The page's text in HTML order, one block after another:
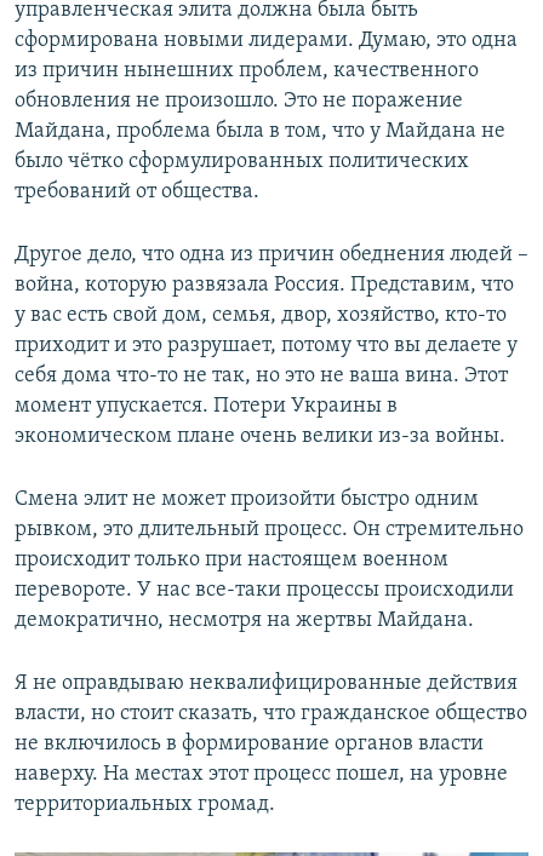
управленческая элита должна была быть
сформирована новыми лидерами. Думаю, это одна
из причин нынешних проблем, качественного
обновления не произошло. Это не поражение
Майдана, проблема была в том, что у Майдана не
было чётко сформулированных политических
требований от общества.
Другое дело, что одна из причин обеднения людей –
война, которую развязала Россия. Представим, что
у вас есть свой дом, семья, двор, хозяйство, кто-то
приходит и это разрушает, потому что вы делаете у
себя дома что-то не так, но это не ваша вина. Этот
момент упускается. Потери Украины в
экономическом плане очень велики из-за войны.
Смена элит не может произойти быстро одним
рывком, это длительный процесс. Он стремительно
происходит только при настоящем военном
перевороте. У нас все-таки процессы происходили
демократично, несмотря на жертвы Майдана.
Я не оправдываю неквалифицированные действия
власти, но стоит сказать, что гражданское общество
не включилось в формирование органов власти
наверху. На местах этот процесс пошел, на уровне
территориальных громад.